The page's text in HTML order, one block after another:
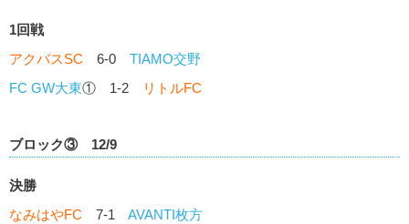
1回戦
アクバスSC 6-0 TIAMO交野
FC GW大東① 1-2 リトルFC
ブロック③ 12/9
決勝
なみはやFC 7-1 AVANTI枚方